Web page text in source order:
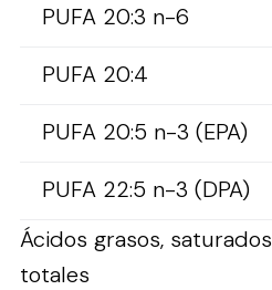
PUFA 20:3 n-6
PUFA 20:4
PUFA 20:5 n-3 (EPA)
PUFA 22:5 n-3 (DPA)
Ácidos grasos, saturados
totales